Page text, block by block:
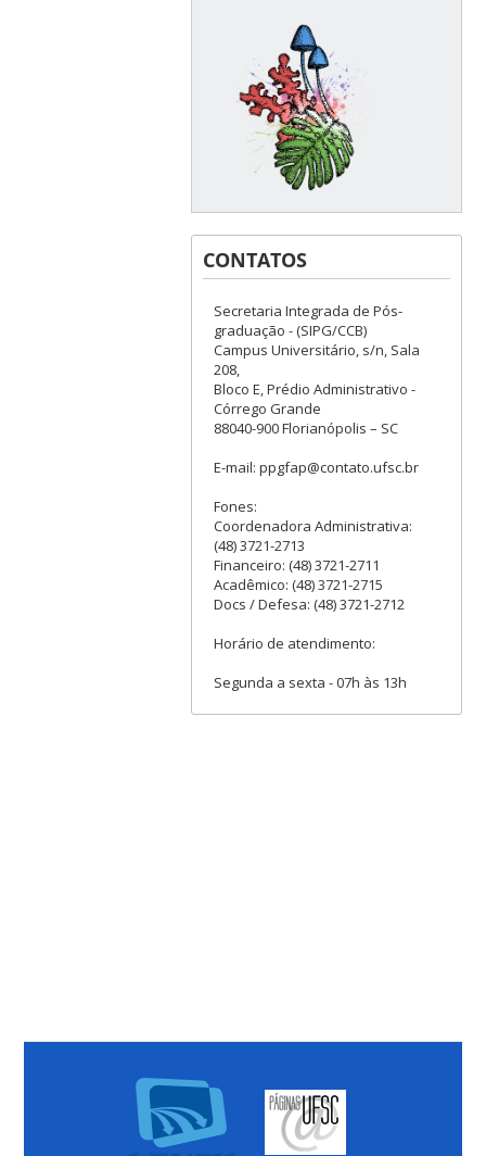
CONTATOS
Secretaria Integrada de Pós-
graduação - (SIPG/CCB)
Campus Universitário, s/n, Sala
208,
Bloco E, Prédio Administrativo -
Córrego Grande
88040-900 Florianópolis – SC
E-mail: ppgfap@contato.ufsc.br
Fones:
Coordenadora Administrativa:
(48) 3721-2713
Financeiro: (48) 3721-2711
Acadêmico: (48) 3721-2715
Docs / Defesa: (48) 3721-2712
Horário de atendimento:
Segunda a sexta - 07h às 13h